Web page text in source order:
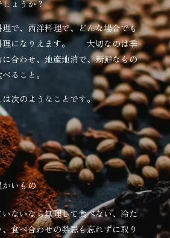
ょうか？
で、西洋料理で、どんな場合でも
理になりえます。 大切なのは季
合わせ、地産地消で、新鮮なもの
ること。
次のようなことです。
いもの
ないなら無理して食べない、冷た
食べ合わせの禁忌も忘れずに取り